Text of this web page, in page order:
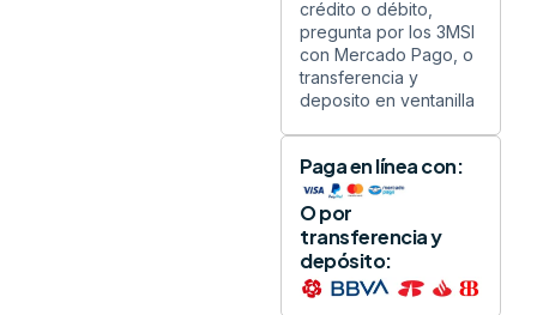
crédito o débito,
pregunta por los 3MSI
con Mercado Pago, o
transferencia y
deposito en ventanilla
Paga en línea con:
O por
transferencia y
depósito: